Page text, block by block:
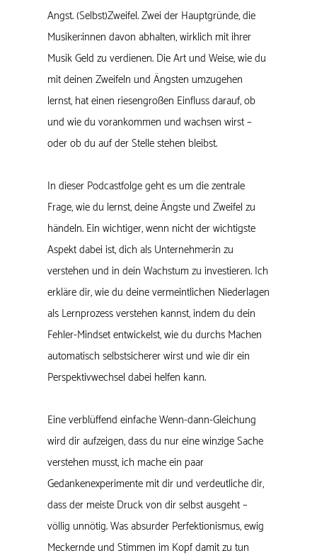
Angst. (Selbst)Zweifel. Zwei der Hauptgründe, die
Musiker:innen davon abhalten, wirklich mit ihrer
Musik Geld zu verdienen. Die Art und Weise, wie du
mit deinen Zweifeln und Ängsten umzugehen
lernst, hat einen riesengroßen Einfluss darauf, ob
und wie du vorankommen und wachsen wirst –
oder ob du auf der Stelle stehen bleibst.
In dieser Podcastfolge geht es um die zentrale
Frage, wie du lernst, deine Ängste und Zweifel zu
händeln. Ein wichtiger, wenn nicht der wichtigste
Aspekt dabei ist, dich als Unternehmer:in zu
verstehen und in dein Wachstum zu investieren. Ich
erkläre dir, wie du deine vermeintlichen Niederlagen
als Lernprozess verstehen kannst, indem du dein
Fehler-Mindset entwickelst, wie du durchs Machen
automatisch selbstsicherer wirst und wie dir ein
Perspektivwechsel dabei helfen kann.
Eine verblüffend einfache Wenn-dann-Gleichung
wird dir aufzeigen, dass du nur eine winzige Sache
verstehen musst, ich mache ein paar
Gedankenexperimente mit dir und verdeutliche dir,
dass der meiste Druck von dir selbst ausgeht –
völlig unnötig. Was absurder Perfektionismus, ewig
Meckernde und Stimmen im Kopf damit zu tun